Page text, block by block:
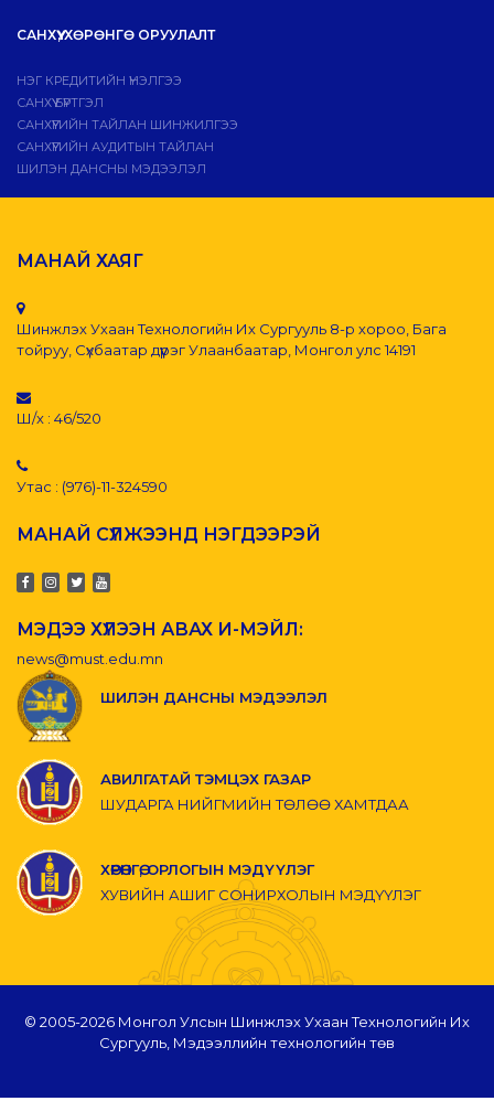
САНХҮҮ, ХӨРӨНГӨ ОРУУЛАЛТ
НЭГ КРЕДИТИЙН ҮНЭЛГЭЭ
САНХҮҮ БҮРТГЭЛ
САНХҮҮГИЙН ТАЙЛАН ШИНЖИЛГЭЭ
САНХҮҮГИЙН АУДИТЫН ТАЙЛАН
ШИЛЭН ДАНСНЫ МЭДЭЭЛЭЛ
МАНАЙ ХАЯГ
Шинжлэх Ухаан Технологийн Их Сургууль 8-р хороо, Бага
тойруу, Сүхбаатар дүүрэг Улаанбаатар, Монгол улс 14191
Ш/х : 46/520
Утас : (976)-11-324590
МАНАЙ СҮЛЖЭЭНД НЭГДЭЭРЭЙ
МЭДЭЭ ХҮЛЭЭН АВАХ И-МЭЙЛ:
news@must.edu.mn
ШИЛЭН ДАНСНЫ МЭДЭЭЛЭЛ
АВИЛГАТАЙ ТЭМЦЭХ ГАЗАР
ШУДАРГА НИЙГМИЙН ТӨЛӨӨ ХАМТДАА
ХӨРӨНГӨ, ОРЛОГЫН МЭДҮҮЛЭГ
ХУВИЙН АШИГ СОНИРХОЛЫН МЭДҮҮЛЭГ
© 2005-2026 Монгол Улсын Шинжлэх Ухаан Технологийн Их
Сургууль, Мэдээллийн технологийн төв